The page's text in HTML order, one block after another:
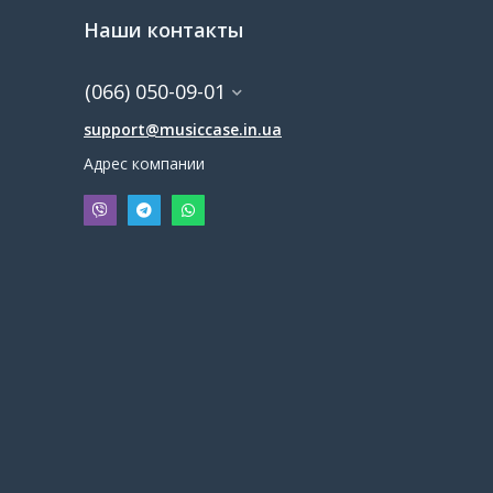
Наши контакты
(066) 050-09-01
support@musiccase.in.ua
Адрес компании